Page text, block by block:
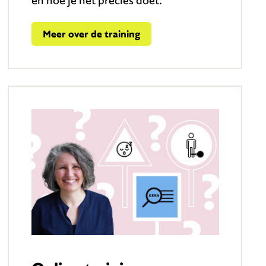
Meer over de training